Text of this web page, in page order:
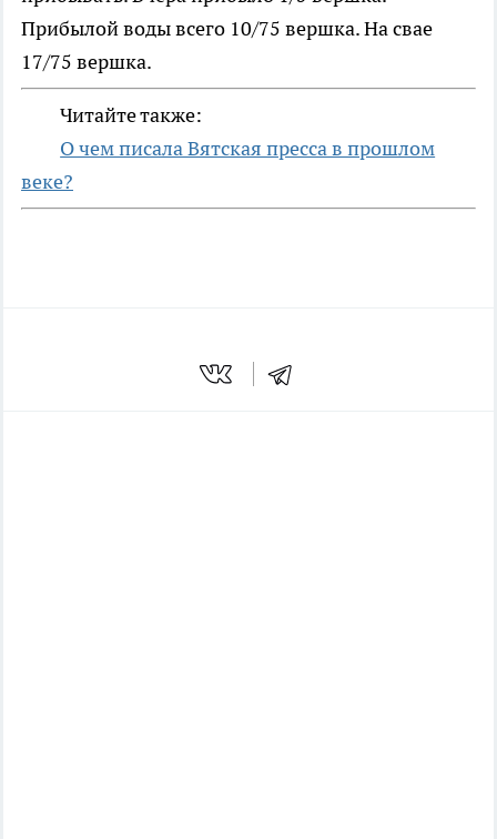
Прибылой воды всего 10/75 вершка. На свае
17/75 вершка.
Читайте также:
О чем писала Вятская пресса в прошлом
веке?